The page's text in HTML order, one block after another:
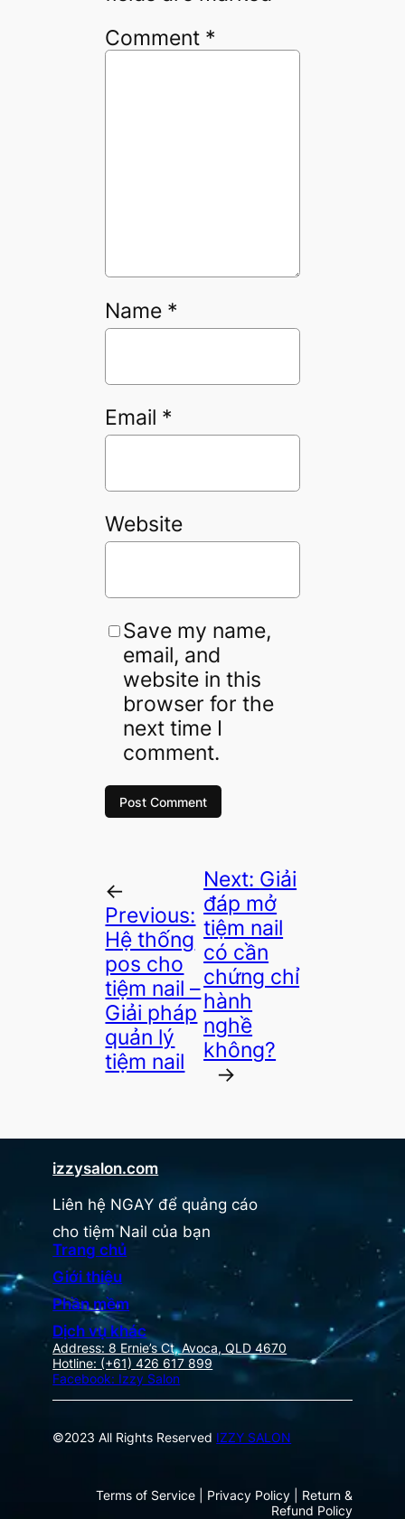
Comment *
Name *
Email *
Website
Save my name,
email, and
website in this
browser for the
next time I
comment.
←
Previous:
Hệ thống
pos cho
tiệm nail –
Giải pháp
quản lý
tiệm nail
Next: Giải
đáp mở
tiệm nail
có cần
chứng chỉ
hành
nghề
không?
→
izzysalon.com
Liên hệ NGAY để quảng cáo
cho tiệm Nail của bạn
Trang chủ
Giới thiệu
Phần mềm
Dịch vụ khác
Address: 8 Ernie’s Ct, Avoca, QLD 4670
Hotline: (+61) 426 617 899
Facebook: Izzy Salon
©2023 All Rights Reserved IZZY SALON
Terms of Service | Privacy Policy | Return &
Refund Policy